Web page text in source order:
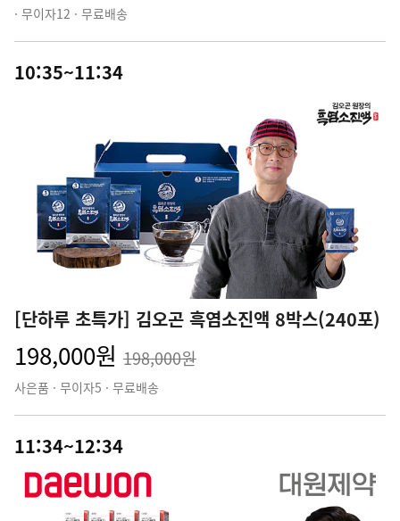
· 무이자12 · 무료배송
10:35~11:34
[단하루 초특가] 김오곤 흑염소진액 8박스(240포)
198,000원 198,000원
사은품 · 무이자5 · 무료배송
11:34~12:34